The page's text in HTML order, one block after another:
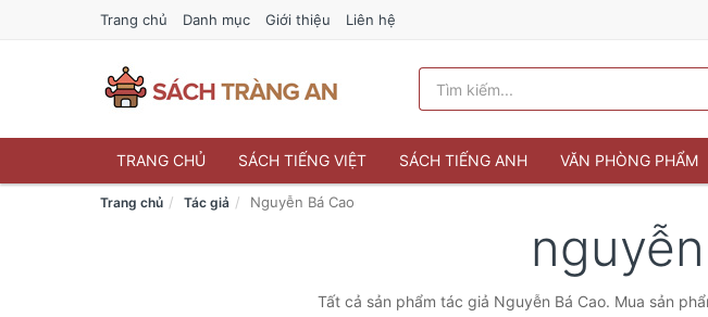
Trang chủ Danh mục Giới thiệu Liên hệ
TRANG CHỦ SÁCH TIẾNG VIỆT SÁCH TIẾNG ANH VĂN PHÒNG PHẨM
Trang chủ Tác giả Nguyễn Bá Cao
Tất cả sản phẩm tác giả Nguyễn Bá Cao. Mua sản